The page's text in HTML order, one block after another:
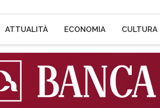
ATTUALITÀ ECONOMIA CULTURA